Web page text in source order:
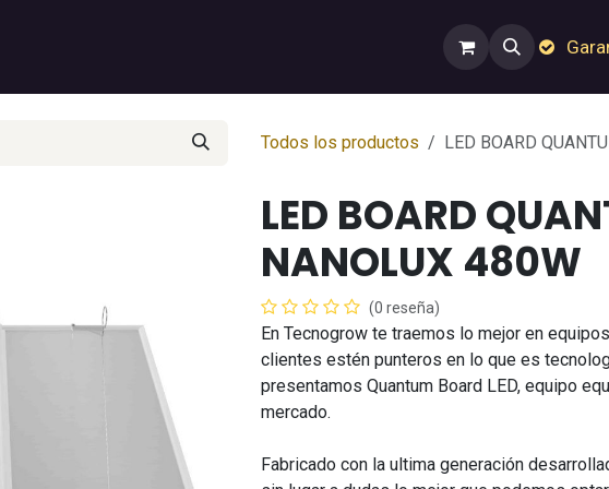
Sobre Nosotros
Todos los productos LED BOARD
LED BOARD
NANOLUX 480W
(0 reseña)
En Tecnogrow te traemos lo mejor en
clientes estén punteros en lo que es
presentamos Quantum Board LED, equipo
mercado.
Fabricado con la ultima generación